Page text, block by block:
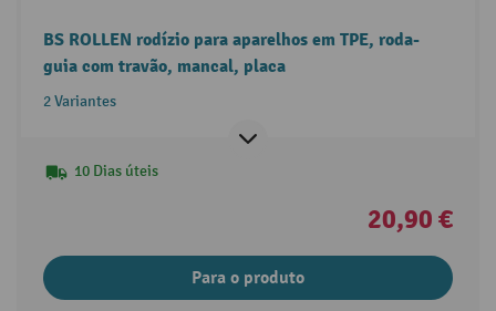
BS ROLLEN rodízio para aparelhos em TPE, roda-
guia com travão, mancal, placa
2 Variantes
10 Dias úteis
20,90 €
Para o produto